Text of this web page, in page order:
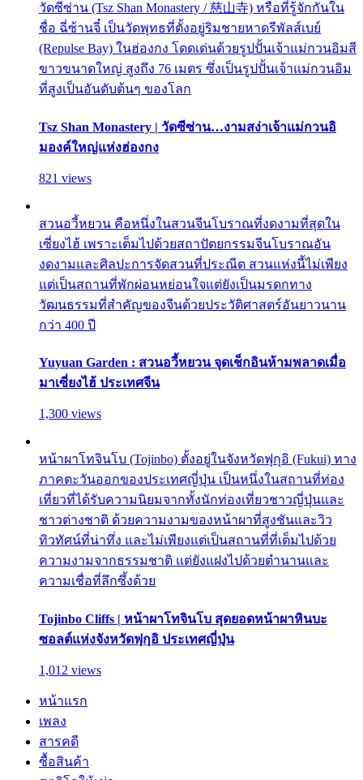
วัดซีซ่าน (Tsz Shan Monastery / 慈山寺) หรือที่รู้จักกันใน
ชื่อ ฉี่ซ้านจี๋ เป็นวัดพุทธที่ตั้งอยู่ริมชายหาดรีพัลส์เบย์
(Repulse Bay) ในฮ่องกง โดดเด่นด้วยรูปปั้นเจ้าแม่กวนอิมสี
ขาวขนาดใหญ่ สูงถึง 76 เมตร ซึ่งเป็นรูปปั้นเจ้าแม่กวนอิม
ที่สูงเป็นอันดับต้นๆ ของโลก
Tsz Shan Monastery | วัดซีซ่าน…งามสง่าเจ้าแม่กวนอิ
มองค์ใหญ่แห่งฮ่องกง
821 views
สวนอวี้หยวน คือหนึ่งในสวนจีนโบราณที่งดงามที่สุดใน
เซี่ยงไฮ้ เพราะเต็มไปด้วยสถาปัตยกรรมจีนโบราณอัน
งดงามและศิลปะการจัดสวนที่ประณีต สวนแห่งนี้ไม่เพียง
แต่เป็นสถานที่พักผ่อนหย่อนใจแต่ยังเป็นมรดกทาง
วัฒนธรรมที่สำคัญของจีนด้วยประวัติศาสตร์อันยาวนาน
กว่า 400 ปี
Yuyuan Garden : สวนอวี้หยวน จุดเช็กอินห้ามพลาดเมื่อ
มาเซี่ยงไฮ้ ประเทศจีน
1,300 views
หน้าผาโทจินโบ (Tojinbo) ตั้งอยู่ในจังหวัดฟุกุอิ (Fukui) ทาง
ภาคตะวันออกของประเทศญี่ปุ่น เป็นหนึ่งในสถานที่ท่อง
เที่ยวที่ได้รับความนิยมจากทั้งนักท่องเที่ยวชาวญี่ปุ่นและ
ชาวต่างชาติ ด้วยความงามของหน้าผาที่สูงชันและวิว
ทิวทัศน์ที่น่าทึ่ง และไม่เพียงแต่เป็นสถานที่ที่เต็มไปด้วย
ความงามจากธรรมชาติ แต่ยังแฝงไปด้วยตำนานและ
ความเชื่อที่ลึกซึ้งด้วย
Tojinbo Cliffs | หน้าผาโทจินโบ สุดยอดหน้าผาหินบะ
ซอลต์แห่งจังหวัดฟุกุอิ ประเทศญี่ปุ่น
1,012 views
หน้าแรก
เพลง
สารคดี
ซื้อสินค้า